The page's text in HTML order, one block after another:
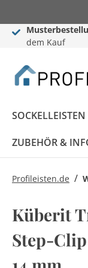
dem Kauf
SOCKELLEISTEN
ZUBEHÖR &
Konfigurator
LED
Sockelleisten
Stuckleisten ABC
Profileisten.de /
Küberit
Step-